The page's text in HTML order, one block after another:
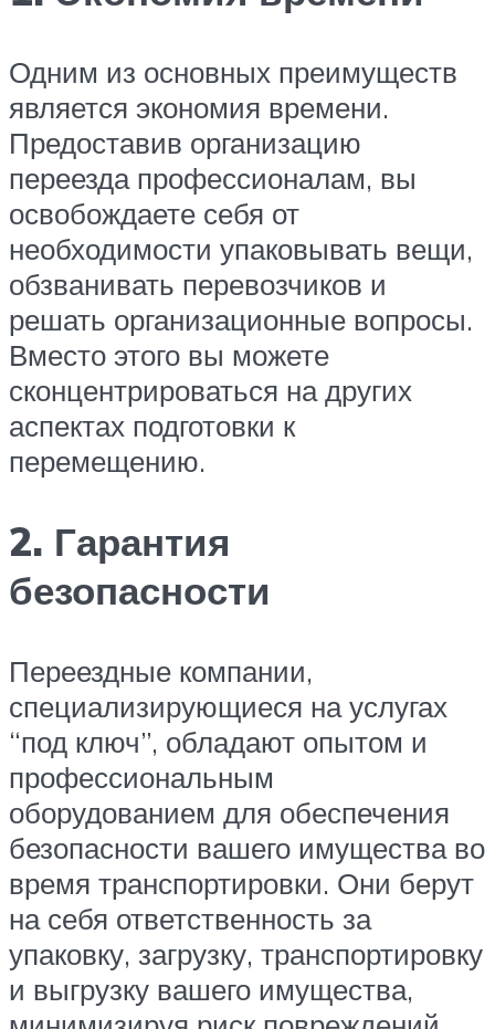
Одним из основных преимуществ
является экономия времени.
Предоставив организацию
переезда профессионалам, вы
освобождаете себя от
необходимости упаковывать вещи,
обзванивать перевозчиков и
решать организационные вопросы.
Вместо этого вы можете
сконцентрироваться на других
аспектах подготовки к
перемещению.
2. Гарантия
безопасности
Переездные компании,
специализирующиеся на услугах
“под ключ”, обладают опытом и
профессиональным
оборудованием для обеспечения
безопасности вашего имущества во
время транспортировки. Они берут
на себя ответственность за
упаковку, загрузку, транспортировку
и выгрузку вашего имущества,